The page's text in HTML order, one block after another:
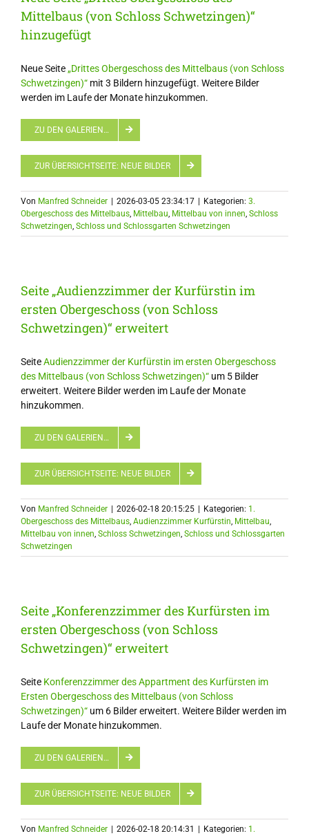
Mittelbaus (von Schloss Schwetzingen)“
hinzugefügt
Neue Seite„Drittes Obergeschoss des Mittelbaus (von Schloss
Schwetzingen)“mit 3 Bildern hinzugefügt. Weitere Bilder
werden im Laufe der Monate hinzukommen.
ZU DEN GALERIEN…
ZUR ÜBERSICHTSEITE: NEUE BILDER
Von Manfred Schneider 2026-03-05 23:34:17 Kategorien: 3.
Obergeschoss des Mittelbaus, Mittelbau, Mittelbau von innen, Schloss
Schwetzingen, Schloss und Schlossgarten Schwetzingen
Seite „Audienzzimmer der Kurfürstin im
ersten Obergeschoss (von Schloss
Schwetzingen)“ erweitert
SeiteAudienzzimmer der Kurfürstin im ersten Obergeschoss
des Mittelbaus (von Schloss Schwetzingen)“um 5 Bilder
erweitert. Weitere Bilder werden im Laufe der Monate
hinzukommen.
ZU DEN GALERIEN…
ZUR ÜBERSICHTSEITE: NEUE BILDER
Von Manfred Schneider 2026-02-18 20:15:25 Kategorien: 1.
Obergeschoss des Mittelbaus, Audienzzimmer Kurfürstin, Mittelbau,
Mittelbau von innen, Schloss Schwetzingen, Schloss und Schlossgarten
Schwetzingen
Seite „Konferenzzimmer des Kurfürsten im
ersten Obergeschoss (von Schloss
Schwetzingen)“ erweitert
Seite Konferenzzimmer des Appartment des Kurfürsten im
Ersten Obergeschoss des Mittelbaus (von Schloss
Schwetzingen)“um 6 Bilder erweitert. Weitere Bilder werden im
Laufe der Monate hinzukommen.
ZU DEN GALERIEN…
ZUR ÜBERSICHTSEITE: NEUE BILDER
Von Manfred Schneider 2026-02-18 20:14:31 Kategorien: 1.